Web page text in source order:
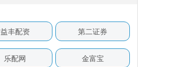
益丰配资 第二证券
乐配网 金富宝